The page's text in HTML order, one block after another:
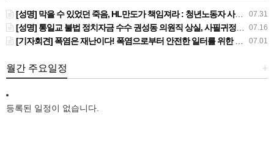
07.31
[성명] 막을 수 있었던 죽음, HL만도가 책임져라 : 청년노동자 사망사고의 철저한 진상규명과 재발방지 대책 마련하라
07.16
[성명] 통일교 불법 정치자금 수수 권성동 의원직 상실, 사필귀정이다
07.01
[기자회견] 폭염은 재난이다! 폭염으로부터 안전한 일터를 위한 민주노총 강원지역본부 폭염감시단 선포 기자회견
+
월간 주요일정
등록된 일정이 없습니다.